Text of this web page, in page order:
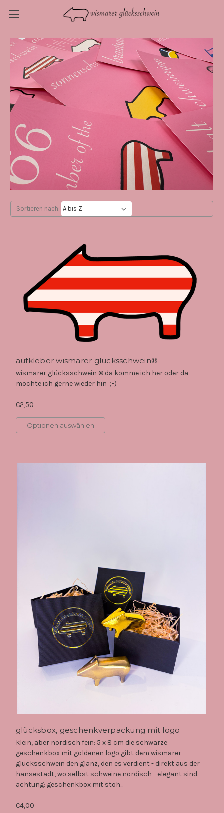
Sortieren nach:
aufkleber wismarer glücksschwein®
wismarer glücksschwein ® da komme ich her oder da
möchte ich gerne wieder hin ;-)
€2,50
Optionen auswählen
glücksbox, geschenkverpackung mit logo
klein, aber nordisch fein: 5 x 8 cm die schwarze
geschenkbox mit goldenen logo gibt dem wismarer
glücksschwein den glanz, den es verdient - direkt aus der
hansestadt, wo selbst schweine nordisch - elegant sind.
achtung: geschenkbox mit stoh...
€4,00